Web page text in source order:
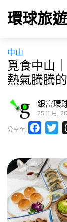
環球旅
中山
覓食中山
熱氣騰騰
銀富環
25 11 月,
分享至: